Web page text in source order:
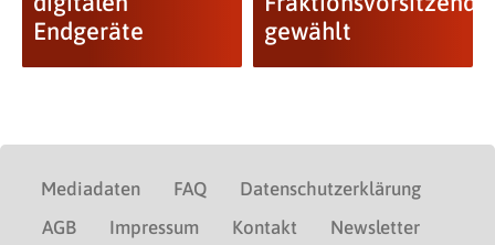
Endgeräte
gewählt
Mediadaten FAQ
Datenschutzerklärung
AGB
Impressum Kontakt Newsletter